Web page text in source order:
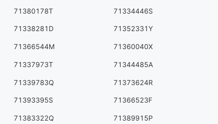
71380178T 71334446S
71338281D 71352331Y
71366544M 71360040X
71337973T 71344485A
71339783Q 71373624R
71393395S 71366523F
71383322Q 71389915P